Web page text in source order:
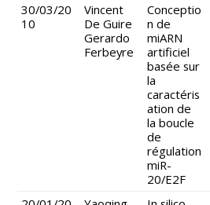
30/03/20
10
Vincent
De Guire
Gerardo
Ferbeyre
Conceptio
n de
miARN
artificiel
basée sur
la
caractéris
ation de
la boucle
de
régulation
miR-
20/E2F